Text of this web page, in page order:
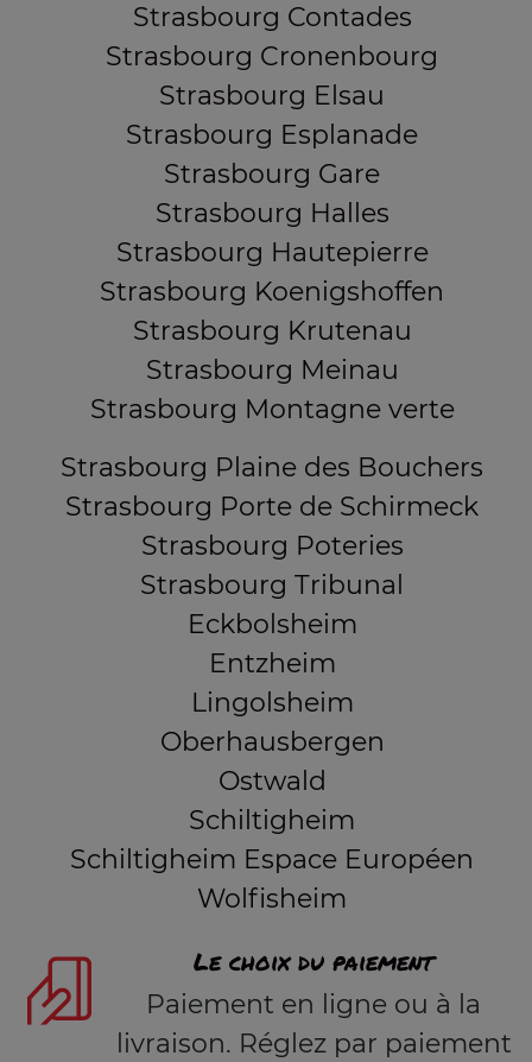
Strasbourg Contades
Strasbourg Cronenbourg
Strasbourg Elsau
Strasbourg Esplanade
Strasbourg Gare
Strasbourg Halles
Strasbourg Hautepierre
Strasbourg Koenigshoffen
Strasbourg Krutenau
Strasbourg Meinau
Strasbourg Montagne verte
Strasbourg Plaine des Bouchers
Strasbourg Porte de Schirmeck
Strasbourg Poteries
Strasbourg Tribunal
Eckbolsheim
Entzheim
Lingolsheim
Oberhausbergen
Ostwald
Schiltigheim
Schiltigheim Espace Européen
Wolfisheim
Le choix du paiement
Paiement en ligne ou à la
livraison. Réglez par paiement